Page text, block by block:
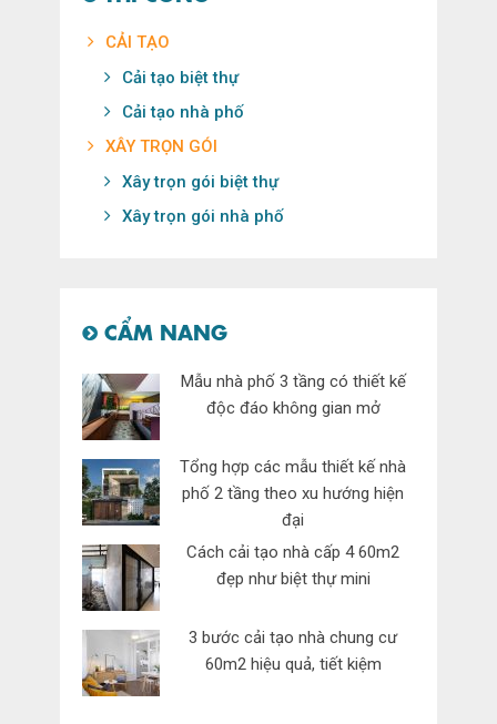
CẢI TẠO
Cải tạo biệt thự
Cải tạo nhà phố
XÂY TRỌN GÓI
Xây trọn gói biệt thự
Xây trọn gói nhà phố
CẨM NANG
Mẫu nhà phố 3 tầng có thiết kế
độc đáo không gian mở
Tổng hợp các mẫu thiết kế nhà
phố 2 tầng theo xu hướng hiện
đại
Cách cải tạo nhà cấp 4 60m2
đẹp như biệt thự mini
3 bước cải tạo nhà chung cư
60m2 hiệu quả, tiết kiệm